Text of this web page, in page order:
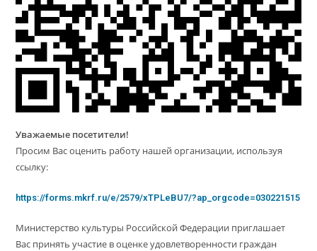
Уважаемые посетители!
Просим Вас оценить работу нашей организации, используя
ссылку:
https://forms.mkrf.ru/e/2579/xTPLeBU7/?ap_orgcode=030221515
Министерство культуры Российской Федерации приглашает
Вас принять участие в оценке удовлетворенности граждан